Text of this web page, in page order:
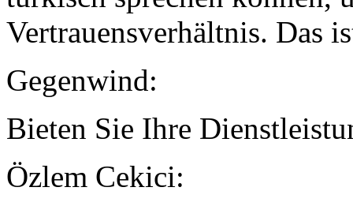
Vertrauensverhältnis. Das
Gegenwind:
Bieten Sie Ihre
Özlem Cekici: